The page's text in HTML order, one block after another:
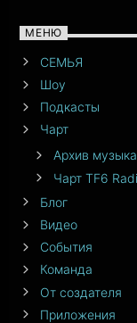
МЕНЮ
СЕМЬЯ
Шоу
Подкасты
Чарт
Архив
Чарт TF6
Блог
Видео
События
Команда
От создателя
Приложения